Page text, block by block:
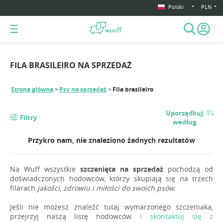
Polski PLN
FILA BRASILEIRO NA SPRZEDAŻ
Strona główna Psy na sprzedaż Fila brasileiro
Filtry
Uporządkuj
według
Przykro nam, nie znaleziono żadnych rezultatów
Na Wuff wszystkie szczenięta na sprzedaż pochodzą od
doświadczonych hodowców, którzy skupiają się na trzech
filarach jakości, zdrowiu i miłości do swoich psów.
Jeśli nie możesz znaleźć tutaj wymarzonego szczeniaka,
przejrzyj naszą listę hodowców i skontaktuj się z